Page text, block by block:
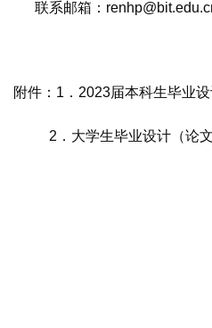
联系邮箱：
附件：1．2023届本科生毕业
2．大学生毕业设计（论